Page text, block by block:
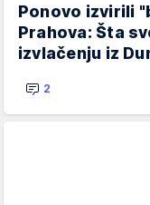
Ponovo izvirili
Prahova: Šta
izvlačenju iz
2